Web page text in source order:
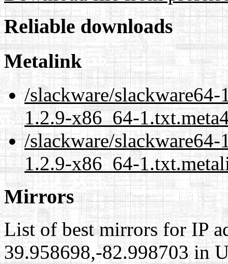
Reliable downloads
Metalink
/slackware/
1.2.9-x86_64-
/slackware/
1.2.9-x86_64-
Mirrors
List of best mirrors for IP
39.958698,-82.998703 in